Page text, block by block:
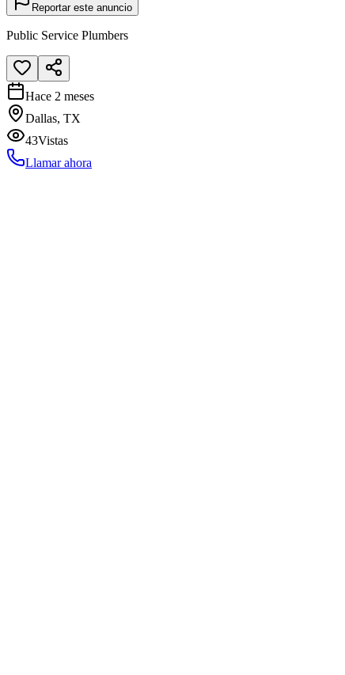
Reportar este anuncio
Public Service Plumbers
Hace 2 meses
Dallas, TX
43Vistas
Llamar ahora